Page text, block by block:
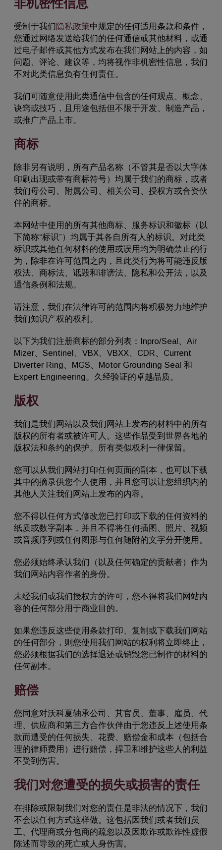
非机密性信息
受制于我们隐私政策中规定的任何适用条款和条件，
您通过网络发送给我们的任何通信或其他材料，或通
过电子邮件或其他方式发布在我们网站上的内容，如
问题、评论、建议等，均将视作非机密性信息，我们
不对此类信息负有任何责任。
我们可随意使用此类通信中包含的任何观点、概念、
诀窍或技巧，且用途包括但不限于开发、制造产品，
或推广产品上市。
商标
除非另有说明，所有产品名称（不管其是否以大字体
印刷出现或带有商标符号）均属于我们的商标，或者
我们母公司、附属公司、相关公司、授权方或合资伙
伴的商标。
本网站中使用的所有其他商标、服务标识和徽标（以
下简称“标识”）均属于其各自所有人的标识。对此类
标识或其他任何材料的使用或误用均为明确禁止的行
为，除非在许可范围之内，且此类行为将可能违反版
权法、商标法、诋毁和诽谤法、隐私和公开法，以及
通信条例和法规。
请注意，我们在法律许可的范围内将积极努力地维护
我们知识产权的权利。
以下为我们注册商标的部分列表：Inpro/Seal、Air
Mizer、Sentinel、VBX、VBXX、CDR、Current
Diverter Ring、MGS、Motor Grounding Seal 和
Expert Engineering。久经验证的卓越品质。
版权
我们是我们网站以及我们网站上发布的材料中的所有
版权的所有者或被许可人。这些作品受到世界各地的
版权法和条约的保护。所有类似权利一律保留。
您可以从我们网站打印任何页面的副本，也可以下载
其中的摘录供您个人使用，并且您可以让您组织内的
其他人关注我们网站上发布的内容。
您不得以任何方式修改您已打印或下载的任何资料的
纸质或数字副本，并且不得将任何插图、照片、视频
或音频序列或任何图形与任何随附的文字分开使用。
您必须始终承认我们（以及任何确定的贡献者）作为
我们网站内容作者的身份。
未经我们或我们授权方的许可，您不得将我们网站内
容的任何部分用于商业目的。
如果您违反这些使用条款打印、复制或下载我们网站
的任何部分，则您使用我们网站的权利将立即终止，
您必须根据我们的选择退还或销毁您已制作的材料的
任何副本。
赔偿
您同意对沃科夏轴承公司、其官员、董事、雇员、代
理、供应商和第三方合作伙伴由于您违反上述使用条
款而遭受的任何损失、花费、赔偿金和成本（包括合
理的律师费用）进行赔偿，捍卫和维护这些人的利益
不受到伤害。
我们对您遭受的损失或损害的责任
在排除或限制我们对您的责任是非法的情况下，我们
不会以任何方式这样做。这包括因我们或者我们员
工、代理商或分包商的疏忽以及因欺诈或欺诈性虚假
陈述而导致的死亡或人身伤害。